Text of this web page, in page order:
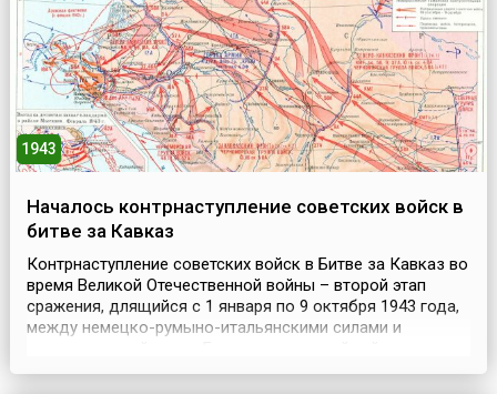
1943
Началось контрнаступление советских войск в
битве за Кавказ
Контрнаступление советских войск в Битве за Кавказ во
время Великой Отечественной войны – второй этап
сражения, длящийся с 1 января по 9 октября 1943 года,
между немецко-румыно-итальянскими силами и
обеспечивавший Советский Союз зерновыми, нефтью и